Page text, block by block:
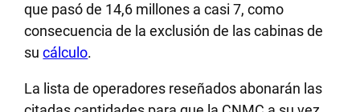
que pasó de 14,6 millones a casi 7, como
consecuencia de la exclusión de las cabinas de
sucálculo.
La lista de operadores reseñados abonarán las